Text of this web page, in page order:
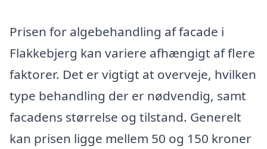
Prisen for algebehandling af facade i
Flakkebjerg kan variere afhængigt af flere
faktorer. Det er vigtigt at overveje, hvilken
type behandling der er nødvendig, samt
facadens størrelse og tilstand. Generelt
kan prisen ligge mellem 50 og 150 kroner